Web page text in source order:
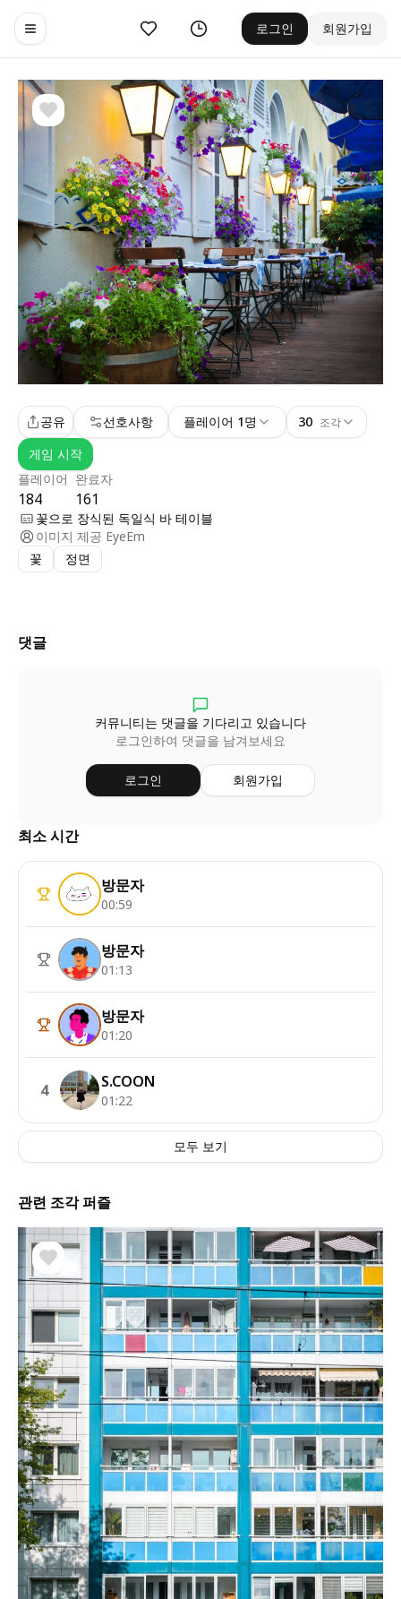
Toggle navigation menu
좋아요 기록 로그인 회원가입
플레이어
184
완료자
161
공유 선호사항 플레이어 1명 30 조각
게임 시작
꽃으로 장식된 독일식 바 테이블
이미지 제공 EyeEm
꽃
정면
댓글
커뮤니티는 댓글을 기다리고 있습니다
로그인하여 댓글을 남겨보세요
로그인 회원가입
최소 시간
방문자
00:59
방문자
01:13
방문자
01:20
4 S.COON
01:22
모두 보기
관련 조각 퍼즐